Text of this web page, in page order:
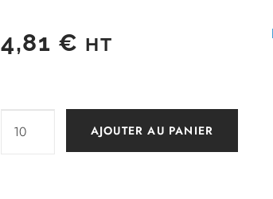
4,81 € HT
AJOUTER AU PANIER